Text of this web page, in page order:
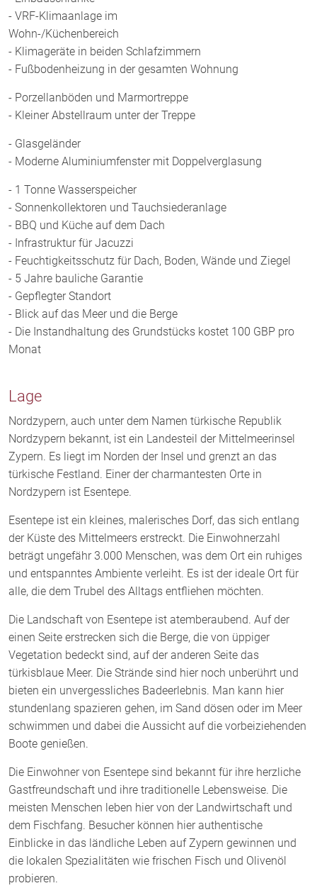
- VRF-Klimaanlage im
Wohn-/Küchenbereich
- Klimageräte in beiden Schlafzimmern
- Fußbodenheizung in der gesamten Wohnung
- Porzellanböden und Marmortreppe
- Kleiner Abstellraum unter der Treppe
- Glasgeländer
- Moderne Aluminiumfenster mit Doppelverglasung
- 1 Tonne Wasserspeicher
- Sonnenkollektoren und Tauchsiederanlage
- BBQ und Küche auf dem Dach
- Infrastruktur für Jacuzzi
- Feuchtigkeitsschutz für Dach, Boden, Wände und Ziegel
- 5 Jahre bauliche Garantie
- Gepflegter Standort
- Blick auf das Meer und die Berge
- Die Instandhaltung des Grundstücks kostet 100 GBP pro
Monat
Lage
Nordzypern, auch unter dem Namen türkische Republik
Nordzypern bekannt, ist ein Landesteil der Mittelmeerinsel
Zypern. Es liegt im Norden der Insel und grenzt an das
türkische Festland. Einer der charmantesten Orte in
Nordzypern ist Esentepe.
Esentepe ist ein kleines, malerisches Dorf, das sich entlang
der Küste des Mittelmeers erstreckt. Die Einwohnerzahl
beträgt ungefähr 3.000 Menschen, was dem Ort ein ruhiges
und entspanntes Ambiente verleiht. Es ist der ideale Ort für
alle, die dem Trubel des Alltags entfliehen möchten.
Die Landschaft von Esentepe ist atemberaubend. Auf der
einen Seite erstrecken sich die Berge, die von üppiger
Vegetation bedeckt sind, auf der anderen Seite das
türkisblaue Meer. Die Strände sind hier noch unberührt und
bieten ein unvergessliches Badeerlebnis. Man kann hier
stundenlang spazieren gehen, im Sand dösen oder im Meer
schwimmen und dabei die Aussicht auf die vorbeiziehenden
Boote genießen.
Die Einwohner von Esentepe sind bekannt für ihre herzliche
Gastfreundschaft und ihre traditionelle Lebensweise. Die
meisten Menschen leben hier von der Landwirtschaft und
dem Fischfang. Besucher können hier authentische
Einblicke in das ländliche Leben auf Zypern gewinnen und
die lokalen Spezialitäten wie frischen Fisch und Olivenöl
probieren.